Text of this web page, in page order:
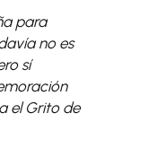
para
no es
sí
el Grito de